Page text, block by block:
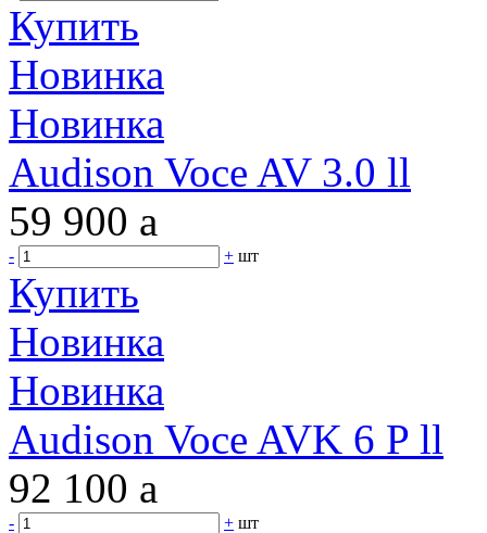
Купить
Новинка
Новинка
Audison Voce AV 3.0 ll
59 900 a
- + шт
Купить
Новинка
Новинка
Audison Voce AVK 6 P ll
92 100 a
- + шт